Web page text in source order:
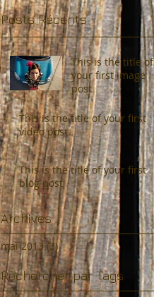
Posts Récents
This is the title of
your first image
post
This is the title of your first
video post
This is the title of your first
blog post
Archives
mai 2013 (3)3 posts
Rechercher par Tags